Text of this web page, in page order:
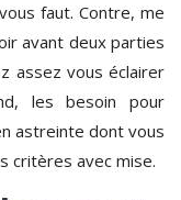
faut. Contre, me
avant deux parties
assez vous éclairer
les besoin pour
astreinte dont vous
critères avec mise.